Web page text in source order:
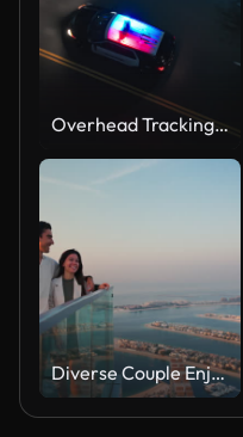
Overhead Tracking Drone Shot of a Police Car Driving on a City Street with Lights On at Night
Diverse Couple Enjoying Sunset Views from High Rise Sky Deck Overlooking Palm Jumeirah